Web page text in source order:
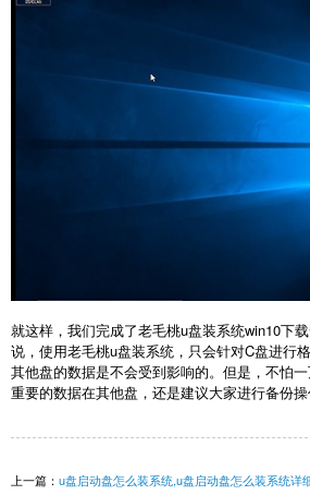
就这样，我们完成了老毛桃u盘装系统win10下
说，使用老毛桃u盘装系统，只会针对C盘进行
其他盘的数据是不会受到影响的。但是，不怕
重要的数据在其他盘，还是建议大家进行备份操
上一篇： u盘启动盘怎么装系统,u盘启动盘怎么装系统详